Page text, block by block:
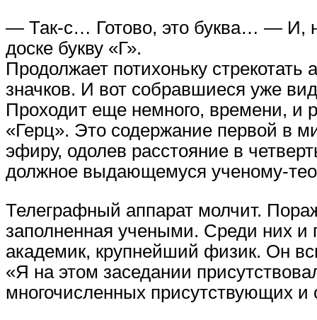
— Так-с… Готово, это буква… — И,
доске букву «Г».
Продолжает потихоньку
значков. И вот собравшиеся уже
Проходит еще немного, времени,
«Герц». Это содержание первой в
эфиру, одолев расстояние в
должное выдающемуся ученому-
Телеграфный аппарат молчит.
заполненная учеными. Среди них
академик, крупнейший физик. Он
«Я на этом заседании
многочисленных присутствующих